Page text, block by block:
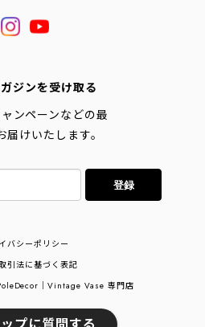
ジンを受け取る
ンペーンなどの最
届けいたします。
登録
バシーポリシー
引法に基づく表記
｜Vintage Vase 専門店